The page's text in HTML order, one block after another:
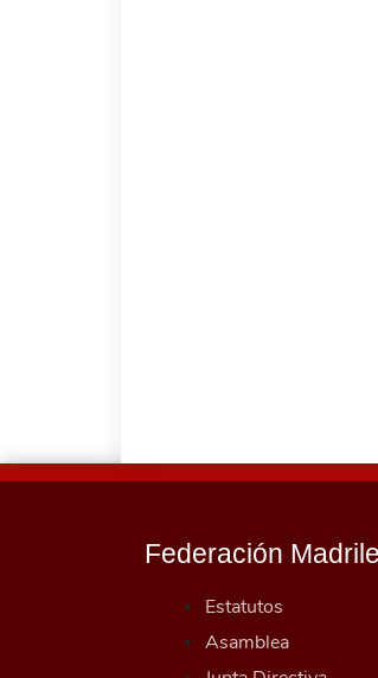
Federación
Estatutos
Asamblea